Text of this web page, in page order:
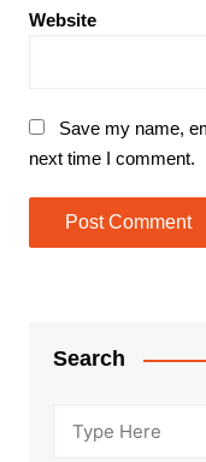
Website
Save my name,
next time I comment.
Search